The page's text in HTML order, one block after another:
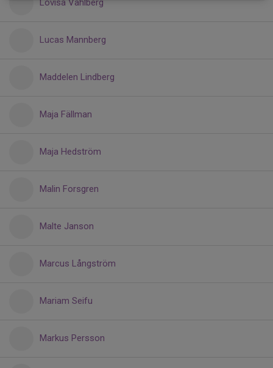
Lovisa Vahlberg
Lucas Mannberg
Maddelen Lindberg
Maja Fällman
Maja Hedström
Malin Forsgren
Malte Janson
Marcus Långström
Mariam Seifu
Markus Persson